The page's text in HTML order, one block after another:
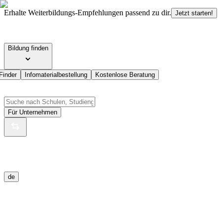
Erhalte Weiterbildungs-Empfehlungen passend zu dir. Jetzt starten!
Bildung finden
Infomaterialbestellung Kostenlose Beratung
Für Unternehmen
de